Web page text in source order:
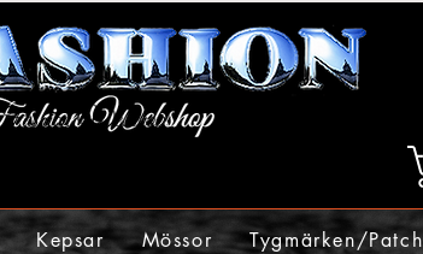
Kepsar Mössor Tygmärken/Patch